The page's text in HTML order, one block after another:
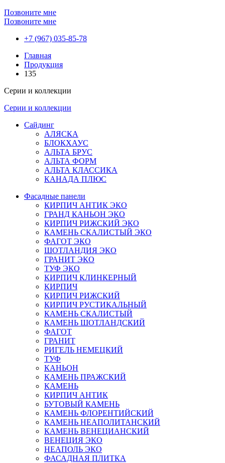
Позвоните мне
Позвоните мне
+7 (967) 035-85-78
Главная
Продукция
135
Серии и коллекции
Серии и коллекции
Сайдинг
АЛЯСКА
БЛОКХАУС
АЛЬТА БРУС
АЛЬТА ФОРМ
АЛЬТА КЛАССИКА
КАНАДА ПЛЮС
Фасадные панели
КИРПИЧ АНТИК ЭКО
ГРАНД КАНЬОН ЭКО
КИРПИЧ РИЖСКИЙ ЭКО
КАМЕНЬ СКАЛИСТЫЙ ЭКО
ФАГОТ ЭКО
ШОТЛАНДИЯ ЭКО
ГРАНИТ ЭКО
ТУФ ЭКО
КИРПИЧ КЛИНКЕРНЫЙ
КИРПИЧ
КИРПИЧ РИЖСКИЙ
КИРПИЧ РУСТИКАЛЬНЫЙ
КАМЕНЬ СКАЛИСТЫЙ
КАМЕНЬ ШОТЛАНДСКИЙ
ФАГОТ
ГРАНИТ
РИГЕЛЬ НЕМЕЦКИЙ
ТУФ
КАНЬОН
КАМЕНЬ ПРАЖСКИЙ
КАМЕНЬ
КИРПИЧ АНТИК
БУТОВЫЙ КАМЕНЬ
КАМЕНЬ ФЛОРЕНТИЙСКИЙ
КАМЕНЬ НЕАПОЛИТАНСКИЙ
КАМЕНЬ ВЕНЕЦИАНСКИЙ
ВЕНЕЦИЯ ЭКО
НЕАПОЛЬ ЭКО
ФАСАДНАЯ ПЛИТКА